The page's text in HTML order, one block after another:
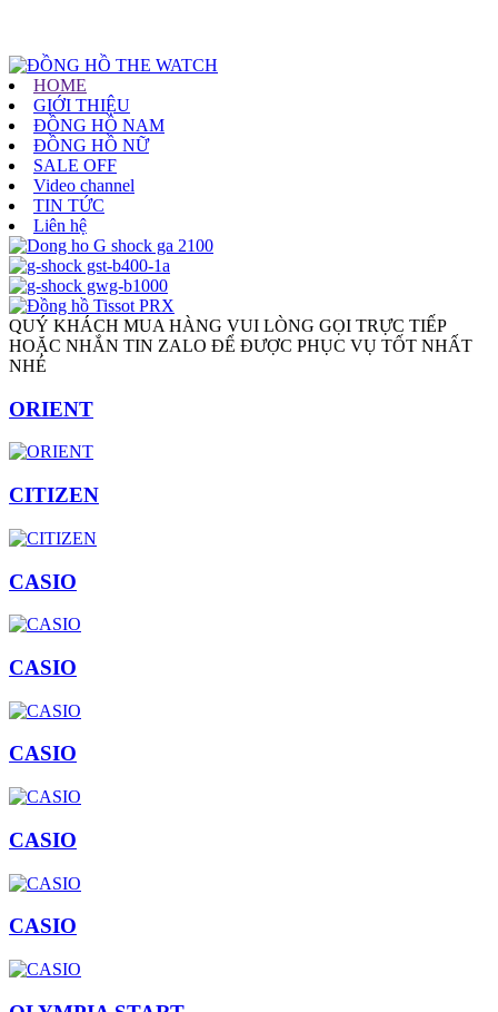
HOME
GIỚI THIỆU
ĐỒNG HỒ NAM
ĐỒNG HỒ NỮ
SALE OFF
Video channel
TIN TỨC
Liên hệ
QUÝ KHÁCH MUA HÀNG VUI LÒNG GỌI TRỰC TIẾP
HOẶC NHẮN TIN ZALO ĐỂ ĐƯỢC PHỤC VỤ TỐT NHẤT
NHÉ
ORIENT
CITIZEN
CASIO
CASIO
CASIO
CASIO
CASIO